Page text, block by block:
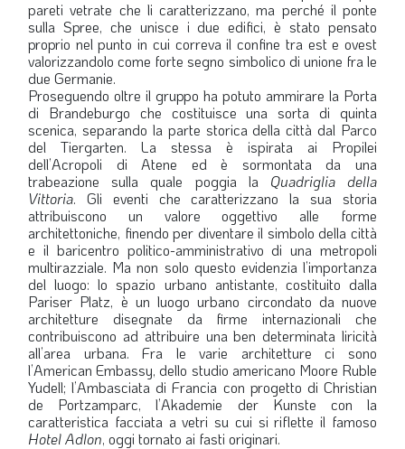
pareti vetrate che li caratterizzano, ma perché il ponte
sulla Spree, che unisce i due edifici, è stato pensato
proprio nel punto in cui correva il confine tra est e ovest
valorizzandolo come forte segno simbolico di unione fra le
due Germanie.
Proseguendo oltre il gruppo ha potuto ammirare la Porta
di Brandeburgo che costituisce una sorta di quinta
scenica, separando la parte storica della città dal Parco
del Tiergarten. La stessa è ispirata ai Propilei
dell’Acropoli di Atene ed è sormontata da una
trabeazione sulla quale poggia la Quadriglia della
Vittoria. Gli eventi che caratterizzano la sua storia
attribuiscono un valore oggettivo alle forme
architettoniche, finendo per diventare il simbolo della città
e il baricentro politico-amministrativo di una metropoli
multirazziale. Ma non solo questo evidenzia l’importanza
del luogo: lo spazio urbano antistante, costituito dalla
Pariser Platz, è un luogo urbano circondato da nuove
architetture disegnate da firme internazionali che
contribuiscono ad attribuire una ben determinata liricità
all’area urbana. Fra le varie architetture ci sono
l’American Embassy, dello studio americano Moore Ruble
Yudell; l’Ambasciata di Francia con progetto di Christian
de Portzamparc, l’Akademie der Kunste con la
caratteristica facciata a vetri su cui si riflette il famoso
Hotel Adlon, oggi tornato ai fasti originari.